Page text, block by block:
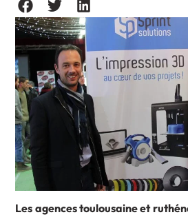
Les agences toulousaine et